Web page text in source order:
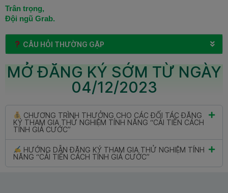
Trân trọng,
Đội ngũ Grab.
CÂU HỎI THƯỜNG GẶP​
MỞ ĐĂNG KÝ SỚM TỪ NGÀY
04/12/2023
CHƯƠNG TRÌNH THƯỞNG CHO CÁC ĐỐI TÁC ĐĂNG
KÝ THAM GIA THỬ NGHIỆM TÍNH NĂNG “CẢI TIẾN CÁCH
TÍNH GIÁ CƯỚC” ​
HƯỚNG DẪN ĐĂNG KÝ THAM GIA THỬ NGHIỆM TÍNH
NĂNG “CẢI TIẾN CÁCH TÍNH GIÁ CƯỚC”​